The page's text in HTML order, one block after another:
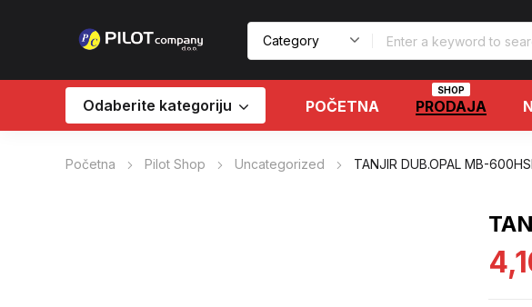
Odaberite kategoriju POČETNA PRODAJA
SHOP
Početna Pilot Shop Uncategorized TANJIR DUB.OPAL MB-